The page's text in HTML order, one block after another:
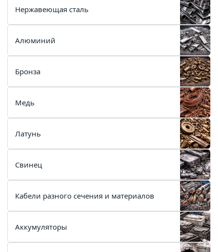
Нержавеющая сталь
Алюминий
Бронза
Медь
Латунь
Свинец
Кабели разного сечения и материалов
Аккумуляторы